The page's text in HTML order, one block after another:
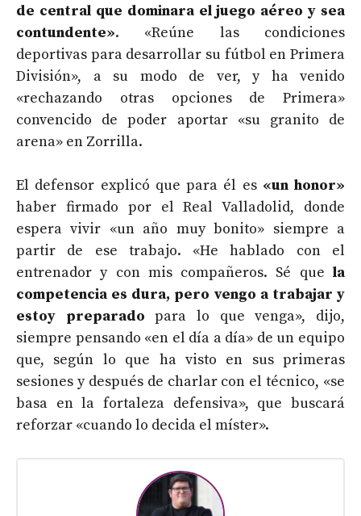
de central que dominara el juego aéreo y sea
contundente». «Reúne las condiciones
deportivas para desarrollar su fútbol en Primera
División», a su modo de ver, y ha venido
«rechazando otras opciones de Primera»
convencido de poder aportar «su granito de
arena» en Zorrilla.
El defensor explicó que para él es «un honor»
haber firmado por el Real Valladolid, donde
espera vivir «un año muy bonito» siempre a
partir de ese trabajo. «He hablado con el
entrenador y con mis compañeros. Sé que la
competencia es dura, pero vengo a trabajar y
estoy preparado para lo que venga», dijo,
siempre pensando «en el día a día» de un equipo
que, según lo que ha visto en sus primeras
sesiones y después de charlar con el técnico, «se
basa en la fortaleza defensiva», que buscará
reforzar «cuando lo decida el míster».